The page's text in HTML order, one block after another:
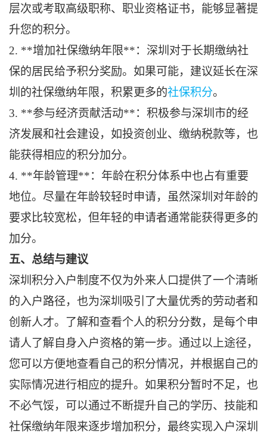
层次或考取高级职称、职业资格证书，能够显著提
升您的积分。
2. **增加社保缴纳年限**：深圳对于长期缴纳社
保的居民给予积分奖励。如果可能，建议延长在深
圳的社保缴纳年限，积累更多的社保积分。
3. **参与经济贡献活动**：积极参与深圳市的经
济发展和社会建设，如投资创业、缴纳税款等，也
能获得相应的积分加分。
4. **年龄管理**：年龄在积分体系中也占有重要
地位。尽量在年龄较轻时申请，虽然深圳对年龄的
要求比较宽松，但年轻的申请者通常能获得更多的
加分。
五、总结与建议
深圳积分入户制度不仅为外来人口提供了一个清晰
的入户路径，也为深圳吸引了大量优秀的劳动者和
创新人才。了解和查看个人的积分分数，是每个申
请人了解自身入户资格的第一步。通过以上途径，
您可以方便地查看自己的积分情况，并根据自己的
实际情况进行相应的提升。如果积分暂时不足，也
不必气馁，可以通过不断提升自己的学历、技能和
社保缴纳年限来逐步增加积分，最终实现入户深圳